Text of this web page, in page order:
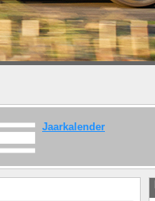
Jaarkalender